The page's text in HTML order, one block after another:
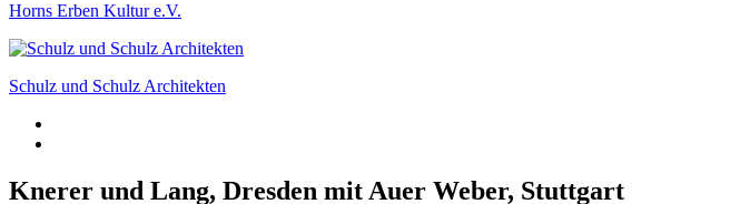
Horns Erben Kultur e.V.
Schulz und Schulz Architekten
Knerer und Lang, Dresden mit Auer Weber, Stuttgart